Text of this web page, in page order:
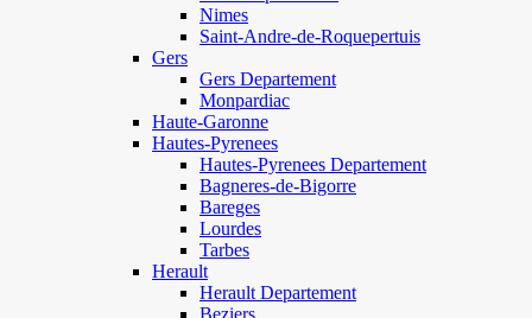
Nimes
Saint-Andre-de-Roquepertuis
Gers
Gers Departement
Monpardiac
Haute-Garonne
Hautes-Pyrenees
Hautes-Pyrenees Departement
Bagneres-de-Bigorre
Bareges
Lourdes
Tarbes
Herault
Herault Departement
Beziers